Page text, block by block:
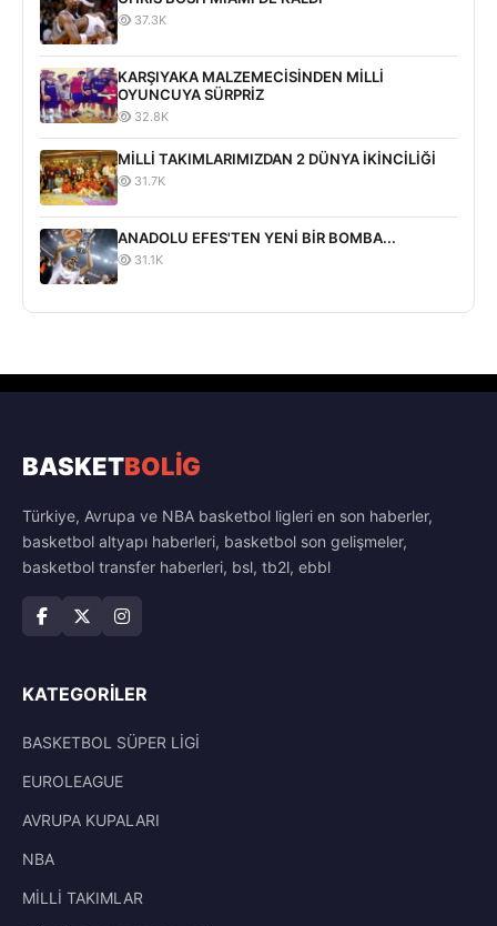
37.3K
KARŞIYAKA MALZEMECİSİNDEN MİLLİ
OYUNCUYA SÜRPRİZ
32.8K
MİLLİ TAKIMLARIMIZDAN 2 DÜNYA İKİNCİLİĞİ
31.7K
ANADOLU EFES'TEN YENİ BİR BOMBA...
31.1K
BASKETBOLİG
Türkiye, Avrupa ve NBA basketbol ligleri en son haberler,
basketbol altyapı haberleri, basketbol son gelişmeler,
basketbol transfer haberleri, bsl, tb2l, ebbl
KATEGORILER
BASKETBOL SÜPER LİGİ
EUROLEAGUE
AVRUPA KUPALARI
NBA
MİLLİ TAKIMLAR